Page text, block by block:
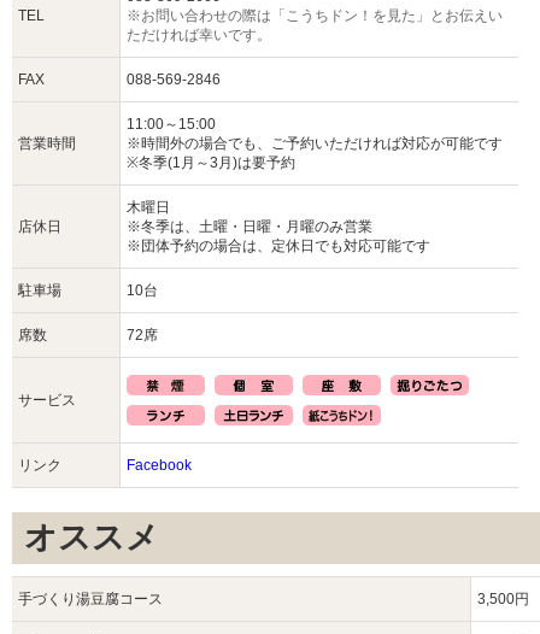
TEL
※お問い合わせの際は「こうちドン！を見た」とお伝えい
ただければ幸いです。
FAX 088-569-2846
営業時間
11:00～15:00
※時間外の場合でも、ご予約いただければ対応が可能です
※冬季(1月～3月)は要予約
店休日
木曜日
※冬季は、土曜・日曜・月曜のみ営業
※団体予約の場合は、定休日でも対応可能です
駐車場 10台
席数 72席
サービス
リンク Facebook
オススメ
手づくり湯豆腐コース 3,500円